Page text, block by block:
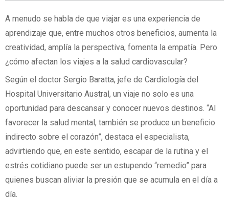
A menudo se habla de que viajar es una experiencia de
aprendizaje que, entre muchos otros beneficios, aumenta la
creatividad, amplía la perspectiva, fomenta la empatía. Pero
¿cómo afectan los viajes a la salud cardiovascular?
Según el doctor Sergio Baratta, jefe de Cardiología del
Hospital Universitario Austral, un viaje no solo es una
oportunidad para descansar y conocer nuevos destinos. “Al
favorecer la salud mental, también se produce un beneficio
indirecto sobre el corazón”, destaca el especialista,
advirtiendo que, en este sentido, escapar de la rutina y el
estrés cotidiano puede ser un estupendo “remedio” para
quienes buscan aliviar la presión que se acumula en el día a
día.